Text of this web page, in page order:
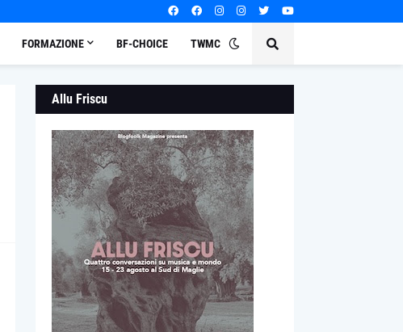
FORMAZIONE BF-CHOICE TWMC
Allu Friscu